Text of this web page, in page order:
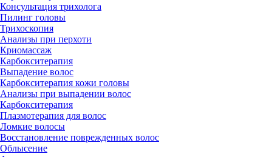
Консультация трихолога
Пилинг головы
Трихоскопия
Анализы при перхоти
Криомассаж
Карбокситерапия
Выпадение волос
Карбокситерапия кожи головы
Анализы при выпадении волос
Карбокситерапия
Плазмотерапия для волос
Ломкие волосы
Восстановление поврежденных волос
Облысение